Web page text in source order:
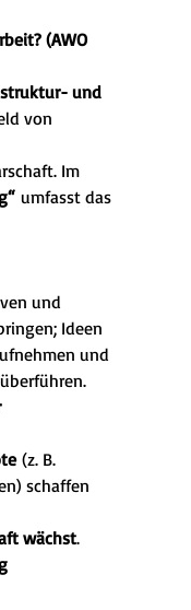
(AWO
und
von
Im
umfasst das
und
Ideen
und
(z. B.
schaffen
wächst.